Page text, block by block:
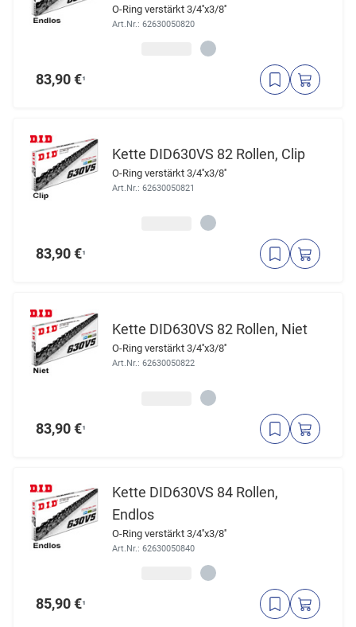
O-Ring verstärkt 3/4''x3/8''
Art.Nr.: 62630050820
83,90 €¹
Kette DID630VS 82 Rollen, Clip
O-Ring verstärkt 3/4''x3/8''
Art.Nr.: 62630050821
83,90 €¹
Kette DID630VS 82 Rollen, Niet
O-Ring verstärkt 3/4''x3/8''
Art.Nr.: 62630050822
83,90 €¹
Kette DID630VS 84 Rollen,
Endlos
O-Ring verstärkt 3/4''x3/8''
Art.Nr.: 62630050840
85,90 €¹